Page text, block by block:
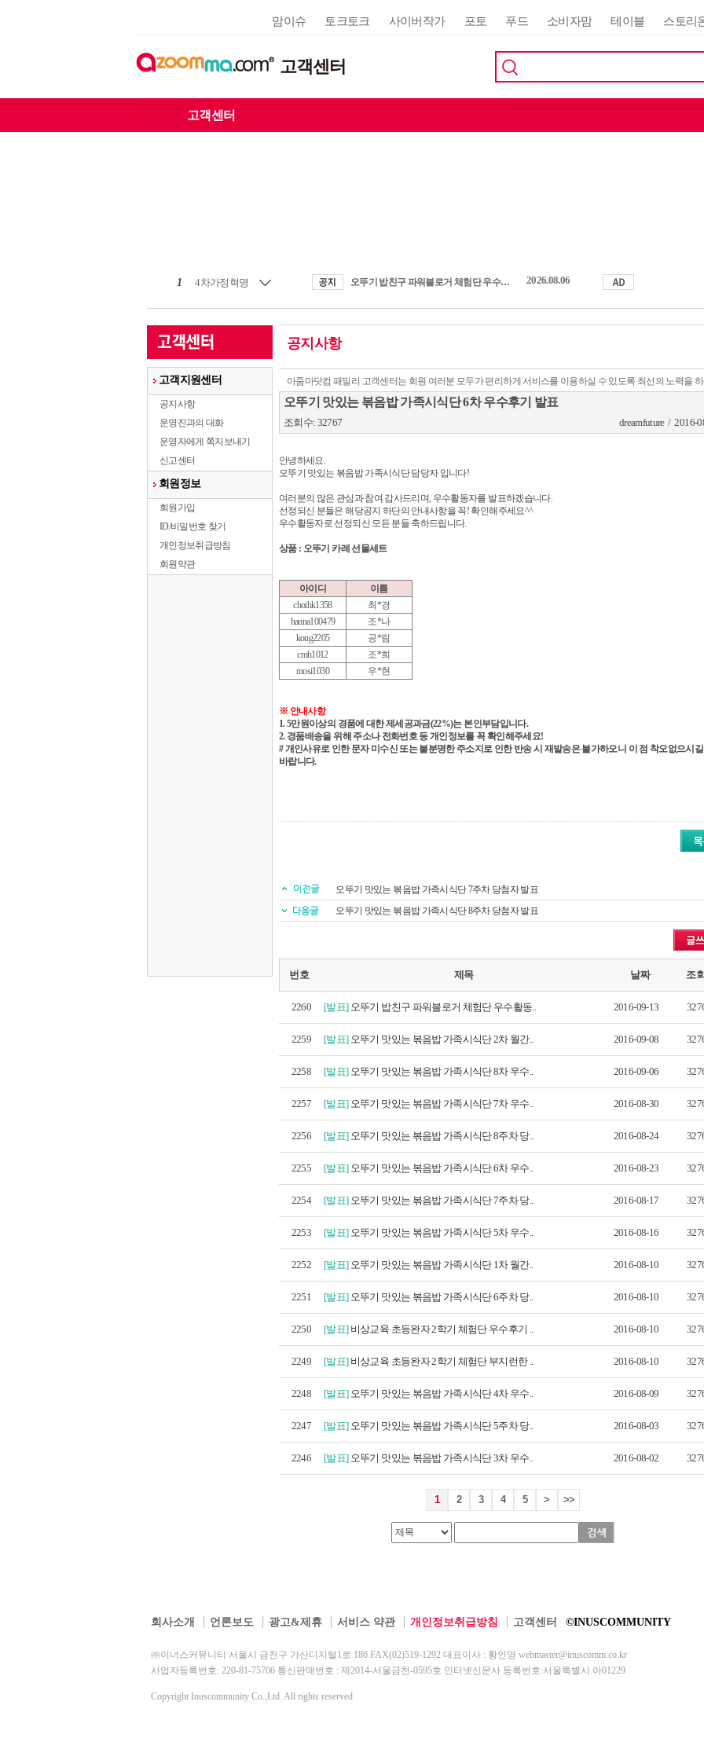
맘이슈 토크토크 사이버작가 포토 푸드 소비자맘 테이블 스토리
고객센터
고객센터
1 4차가정혁명 오뚜기 밥친구 파워블로거 체험단 우수활동자 발표 2026.08.06
고객지원센터
공지사항
운영진과의 대화
운영자에게 쪽지보내기
신고센터
회원정보
회원가입
ID/비밀번호 찾기
개인정보취급방침
회원약관
공지사항
아줌마닷컴 패밀리 고객센터는 회원 여러분 모두가 편리하게 서비스를 이용하실 수 있도록 최선의 노력을
오뚜기 맛있는 볶음밥 가족시식단 6차 우수후기 발표
조회수: 32767 dreamfuture / 2016-
안녕하세요.
오뚜기 맛있는 볶음밥 가족시식단 담당자 입니다!
여러분의 많은 관심과 참여 감사드리며, 우수활동자를 발표하겠습니다.
선정되신 분들은 해당공지 하단의 안내사항을 꼭! 확인해주세요^^
우수활동자로 선정되신 모든 분들 축하드립니다.
상품: 오뚜기 카레 선물세트
아이디
이름
choihk1358
최*경
hanna100479
조*나
kong2205
공*림
cmh1012
조*희
mosi1030
우*현
※ 안내사항
1. 5만원이상의 경품에 대한 제세공과금(22%)는 본인부담입니다.
2. 경품배송을 위해 주소나 전화번호 등 개인정보를 꼭 확인해주세요!
#개인사유로 인한 문자 미수신 또는 불분명한 주소지로 인한 반송 시 재발송은 불가하오니 이 점 착오없으시길
바랍니다.
오뚜기 맛있는 볶음밥 가족시식단 7주차 당첨자 발표
오뚜기 맛있는 볶음밥 가족시식단 8주차 당첨자 발표
번호 제목 날짜 조
2260 [발표] 오뚜기 밥친구 파워블로거 체험단 우수활동.. 2016-09-13
2259 [발표] 오뚜기 맛있는 볶음밥 가족시식단 2차 월간.. 2016-09-08
2258 [발표] 오뚜기 맛있는 볶음밥 가족시식단 8차 우수.. 2016-09-06
2257 [발표] 오뚜기 맛있는 볶음밥 가족시식단 7차 우수.. 2016-08-30
2256 [발표] 오뚜기 맛있는 볶음밥 가족시식단 8주차 당.. 2016-08-24
2255 [발표] 오뚜기 맛있는 볶음밥 가족시식단 6차 우수.. 2016-08-23
2254 [발표] 오뚜기 맛있는 볶음밥 가족시식단 7주차 당.. 2016-08-17
2253 [발표] 오뚜기 맛있는 볶음밥 가족시식단 5차 우수.. 2016-08-16
2252 [발표] 오뚜기 맛있는 볶음밥 가족시식단 1차 월간.. 2016-08-10
2251 [발표] 오뚜기 맛있는 볶음밥 가족시식단 6주차 당.. 2016-08-10
2250 [발표] 비상교육 초등완자 2학기 체험단 우수후기 .. 2016-08-10
2249 [발표] 비상교육 초등완자 2학기 체험단 부지런한 .. 2016-08-10
2248 [발표] 오뚜기 맛있는 볶음밥 가족시식단 4차 우수.. 2016-08-09
2247 [발표] 오뚜기 맛있는 볶음밥 가족시식단 5주차 당.. 2016-08-03
2246 [발표] 오뚜기 맛있는 볶음밥 가족시식단 3차 우수.. 2016-08-02
1 2 3 4 5 > >>